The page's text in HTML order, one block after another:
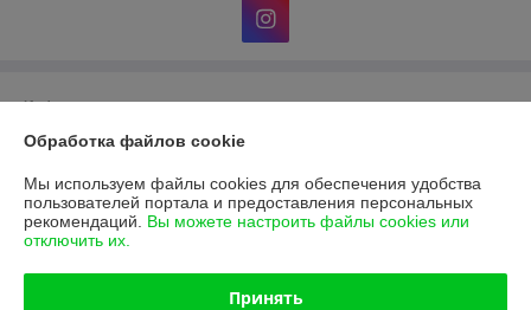
Информация для покупателя
Юридическое лицо:Общество с ограниченной ответственностью
246144, г. Гомель, ул. Гагарина, 49
Регистрационный номер ЕГР: 490439713
Регистрационный орган: Гомельский Городской Исполнительный
Обработка файлов cookie
Мы используем файлы cookies для обеспечения удобства
пользователей портала и предоставления персональных
рекомендаций. Вы можете настроить файлы cookies или
отключить их.
Принять